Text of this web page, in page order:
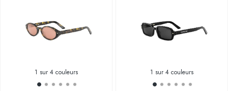
1 sur 4 couleurs 1 sur 4 couleurs